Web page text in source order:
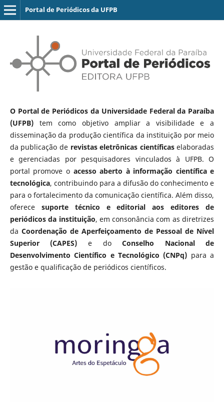
Portal de Periódicos da UFPB
O Portal de Periódicos da Universidade Federal da Paraíba
(UFPB)tem como objetivo ampliar a visibilidade e a
disseminação da produção científica da instituição por meio
da publicação de revistas eletrônicas científicaselaboradas
e gerenciadas por pesquisadores vinculados à UFPB. O
portal promove o acesso aberto à informação científica e
tecnológica, contribuindo para a difusão do conhecimento e
para o fortalecimento da comunicação científica. Além disso,
oferece suporte técnico e editorial aos editores de
periódicos da instituição, em consonância com as diretrizes
da Coordenação de Aperfeiçoamento de Pessoal de Nível
Superior (CAPES) e doConselho Nacional de
Desenvolvimento Científico e Tecnológico (CNPq) para a
gestão e qualificação de periódicos científicos.